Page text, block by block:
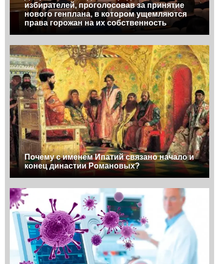
избирателей, проголосовав за принятие
нового генплана, в котором ущемляются
права горожан на их собственность
Почему с именем Ипатий связано начало и
конец династии Романовых?